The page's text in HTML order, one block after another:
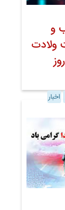
و
ولادت
اخبار